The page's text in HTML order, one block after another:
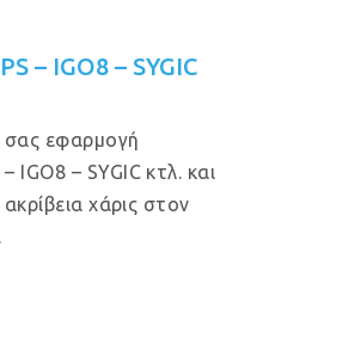
– IGO8 – SYGIC
σας εφαρμογή
IGO8 – SYGIC κτλ. και
χάρις στον